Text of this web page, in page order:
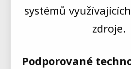
systémů
zdroje.
Podporované